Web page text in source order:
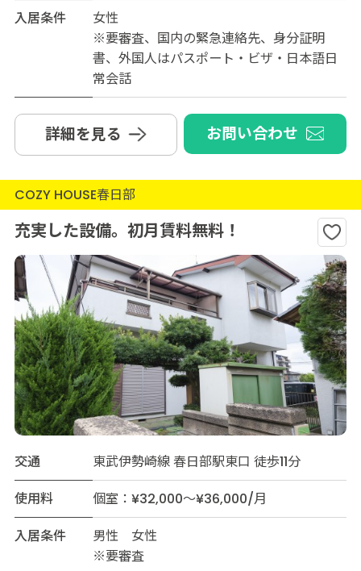
入居条件
女性
※要審査、国内の緊急連絡先、身分証明
書、外国人はパスポート・ビザ・日本語日
常会話
詳細を見る お問い合わせ
COZY HOUSE春日部
充実した設備。初月賃料無料！
交通
東武伊勢崎線 春日部駅東口 徒歩11分
使用料
個室：¥32,000～¥36,000/月
入居条件
男性 女性
※要審査